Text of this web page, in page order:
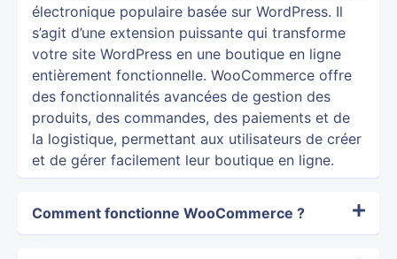
électronique populaire basée sur WordPress. Il
s’agit d’une extension puissante qui transforme
votre site WordPress en une boutique en ligne
entièrement fonctionnelle. WooCommerce offre
des fonctionnalités avancées de gestion des
produits, des commandes, des paiements et de
la logistique, permettant aux utilisateurs de créer
et de gérer facilement leur boutique en ligne.
Comment fonctionne WooCommerce ?